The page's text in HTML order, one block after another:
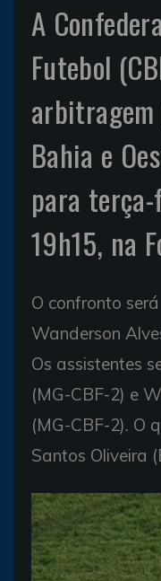
A
Futebol
Bahia e
para
19h15, na
O confronto
Wanderson
Os assistentes
(MG-CBF-2) e
(MG-CBF-2). O
Santos Oliveira